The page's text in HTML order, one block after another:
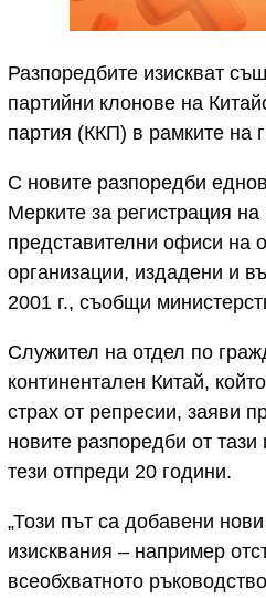
Разпоредбите изискват
партийни клонове на
партия (ККП) в рамките на
С новите разпоредби
Мерките за регистрация на
представителни офиси на
организации, издадени и
2001 г., съобщи
Служител на отдел по
континентален Китай,
страх от репресии, заяви
новите разпоредби от тази
тези отпреди 20 години.
„Този път са добавени
изисквания – например
всеобхватното